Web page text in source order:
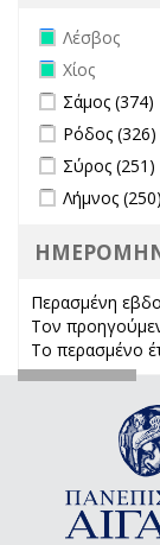
Remove
Λέσβος
Remove Χίος
Χίος
Apply Σάμος
Σάμος (374)
Apply Ρόδος
Ρόδος (326)
Apply Σύρος
Σύρος (251)
Apply Λήμνος
Λήμνος (250)
Περασμένη
Τον
Το περασμένο